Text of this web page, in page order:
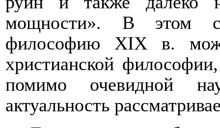
мощности». В этом
философию XIXв.
христианской
помимо очевидной
актуальность